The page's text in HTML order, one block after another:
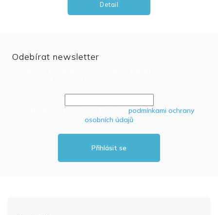
Detail
Odebírat newsletter
podmínkami ochrany
osobních údajů
Přihlásit se